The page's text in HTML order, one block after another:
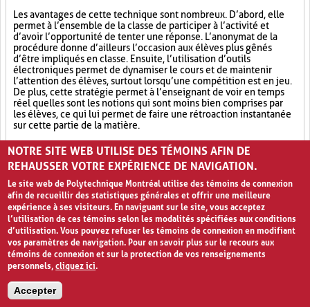
Les avantages de cette technique sont nombreux. D’abord, elle
permet à l’ensemble de la classe de participer à l’activité et
d’avoir l’opportunité de tenter une réponse. L’anonymat de la
procédure donne d’ailleurs l’occasion aux élèves plus gênés
d’être impliqués en classe. Ensuite, l’utilisation d’outils
électroniques permet de dynamiser le cours et de maintenir
l’attention des élèves, surtout lorsqu’une compétition est en jeu.
De plus, cette stratégie permet à l’enseignant de voir en temps
réel quelles sont les notions qui sont moins bien comprises par
les élèves, ce qui lui permet de faire une rétroaction instantanée
sur cette partie de la matière.
Outil électronique (4) Socialisation (8) Ludification (9)
NOTRE SITE WEB UTILISE DES TÉMOINS AFIN DE
REHAUSSER VOTRE EXPÉRIENCE DE NAVIGATION.
Le site web de Polytechnique Montréal utilise des témoins de connexion
afin de recueillir des statistiques générales et offrir une meilleure
expérience à ses visiteurs. En naviguant sur le site, vous acceptez
l’utilisation de ces témoins selon les modalités spécifiées aux conditions
d’utilisation. Vous pouvez refuser les témoins de connexion en modifiant
vos paramètres de navigation. Pour en savoir plus sur le recours aux
témoins de connexion et sur la protection de vos renseignements
personnels,cliquez ici.
Accepter